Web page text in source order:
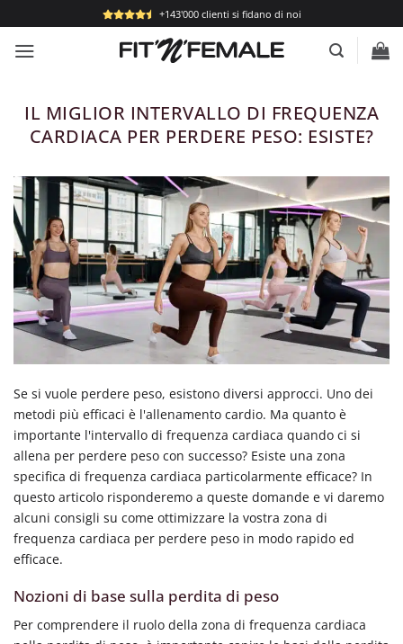
ai
contenuti
+143'000 clienti si fidano di noi
IL MIGLIOR INTERVALLO DI FREQUENZA
CARDIACA PER PERDERE PESO: ESISTE?
Se si vuole perdere peso, esistono diversi approcci. Uno dei
metodi più efficaci è l'allenamento cardio. Ma quanto è
importante l'intervallo di frequenza cardiaca quando ci si
allena per perdere peso con successo? Esiste una zona
specifica di frequenza cardiaca particolarmente efficace? In
questo articolo risponderemo a queste domande e vi daremo
alcuni consigli su come ottimizzare la vostra zona di
frequenza cardiaca per perdere peso in modo rapido ed
efficace.
Nozioni di base sulla perdita di peso
Per comprendere il ruolo della zona di frequenza cardiaca